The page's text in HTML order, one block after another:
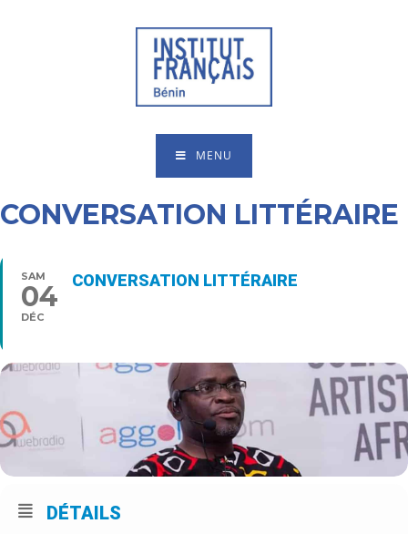
MENU
CONVERSATION LITTÉRAIRE
SAM
04
DÉC
CONVERSATION LITTÉRAIRE
DÉTAILS